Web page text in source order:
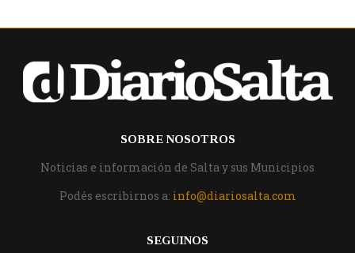
SOBRE NOSOTROS
Noticias e información de Salta y sus Municipios
Podés escribirnos a: info@diariosalta.com
SEGUINOS